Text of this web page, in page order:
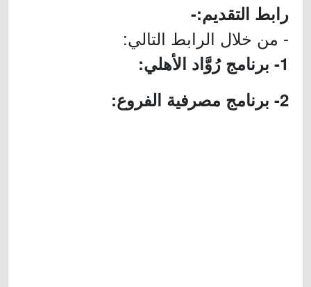
رابط التقديم:-
- من خلال الرابط التالي:
1- برنامج رُوَّاد الأهلي:
2- برنامج مصرفية الفروع: